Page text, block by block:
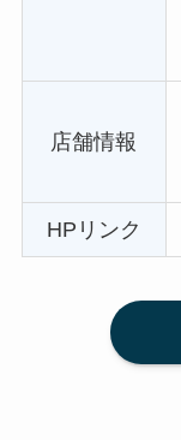
店舗情報
HPリンク